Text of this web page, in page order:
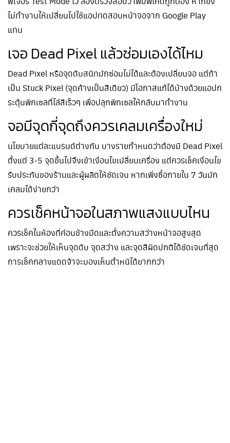
ไม่ทำงานให้เปลี่ยนไปใช้แอปทดสอบหน้าจอจาก Google Play
แทน
เจอ Dead Pixel แล้วซ่อมเองได้ไหม
Dead Pixel หรือจุดดับสนิทมักซ่อมไม่ได้และต้องเปลี่ยนจอ แต่ถ้า
เป็น Stuck Pixel (จุดค้างเป็นสีเดียว) มีโอกาสแก้ได้บ้างด้วยแอปก
ระตุ้นพิกเซลที่ไล่สีเร็วๆ เพื่อปลุกพิกเซลให้กลับมาทำงาน
จอมีจุดกี่จุดถึงควรเคลมเครื่องใหม่
นโยบายแต่ละแบรนด์ต่างกัน บางรายกำหนดว่าต้องมี Dead Pixel
ตั้งแต่ 3-5 จุดขึ้นไปจึงเข้าเงื่อนไขเปลี่ยนเครื่อง แต่ควรเช็คเงื่อนไข
รับประกันของร้านและผู้ผลิตให้ชัดเจน หากเพิ่งซื้อภายใน 7 วันมัก
เคลมได้ง่ายกว่า
ควรเช็คหน้าจอในสภาพแสงแบบไหน
ควรเช็คในห้องที่ค่อนข้างมืดและตั้งความสว่างหน้าจอสูงสุด
เพราะจะช่วยให้เห็นจุดดับ จุดสว่าง และจุดสีผิดปกติได้ชัดเจนที่สุด
การเช็คกลางแดดจ้าจะมองเห็นตำหนิได้ยากกว่า